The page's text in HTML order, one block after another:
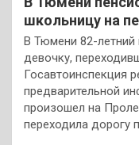
школьницу на
В Тюмени 82-
девочку,
Госавтоинспекция
предварительной
произошел на
переходила дорогу